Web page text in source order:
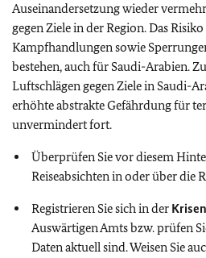
Auseinandersetzung wieder
gegen Ziele in der Region. Das
Kampfhandlungen sowie
bestehen, auch für Saudi-Arabien.
Luftschlägen gegen Ziele in Saudi-
erhöhte abstrakte Gefährdung für
unvermindert fort.
Überprüfen Sie vor diesem
Reiseabsichten in oder über die
Registrieren Sie sich in der
Auswärtigen Amts bzw. prüfen
Daten aktuell sind. Weisen Sie